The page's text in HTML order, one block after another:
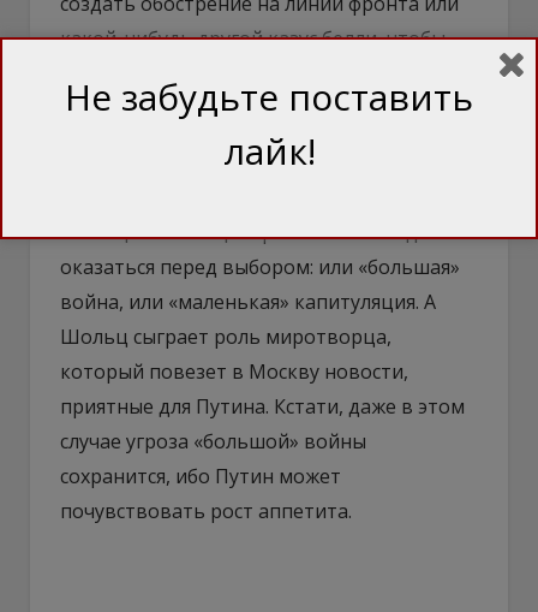
какой-нибудь другой казус белли, чтобы
Не исключено, что Путин организует эту
провокацию 11-13 февраля, перед тем как
Шольц. В этом сценарии Зеленский должен
оказаться перед выбором: или «большая»
война, или «маленькая» капитуляция. А
Шольц сыграет роль миротворца,
который повезет в Москву новости,
приятные для Путина. Кстати, даже в этом
случае угроза «большой» войны
сохранится, ибо Путин может
почувствовать рост аппетита.
Не забудьте поставить
лайк!